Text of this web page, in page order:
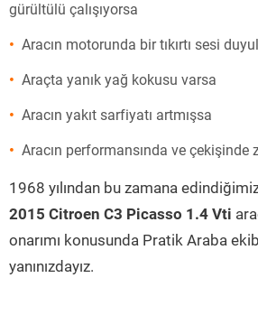
gürültülü çalışıyorsa
Aracın motorunda bir tıkırtı sesi
Araçta yanık yağ kokusu varsa
Aracın yakıt sarfiyatı artmışsa
Aracın performansında ve çekişinde
1968 yılından bu zamana
2015 Citroen C3 Picasso 1.4 Vti
onarımı konusunda Pratik Araba
yanınızdayız.